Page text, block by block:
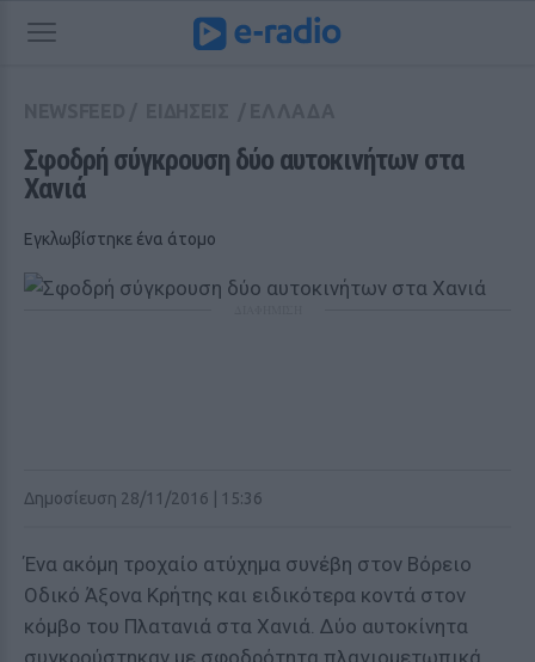
Σφοδρή σύγκρουση δύο αυτοκινήτων στα
Χανιά
Εγκλωβίστηκε ένα άτομο
Δημοσίευση 28/11/2016 | 15:36
Ένα ακόμη τροχαίο ατύχημα συνέβη στον Βόρειο
Οδικό Άξονα Κρήτης και ειδικότερα κοντά στον
κόμβο του Πλατανιά στα Χανιά. Δύο αυτοκίνητα
συγκρούστηκαν με σφοδρότητα πλαγιομετωπικά